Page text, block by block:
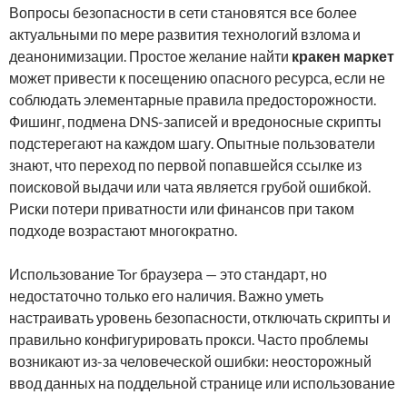
Вопросы безопасности в сети становятся все более
актуальными по мере развития технологий взлома и
деанонимизации. Простое желание найти кракен маркет
может привести к посещению опасного ресурса, если не
соблюдать элементарные правила предосторожности.
Фишинг, подмена DNS-записей и вредоносные скрипты
подстерегают на каждом шагу. Опытные пользователи
знают, что переход по первой попавшейся ссылке из
поисковой выдачи или чата является грубой ошибкой.
Риски потери приватности или финансов при таком
подходе возрастают многократно.
Использование Tor браузера — это стандарт, но
недостаточно только его наличия. Важно уметь
настраивать уровень безопасности, отключать скрипты и
правильно конфигурировать прокси. Часто проблемы
возникают из-за человеческой ошибки: неосторожный
ввод данных на поддельной странице или использование